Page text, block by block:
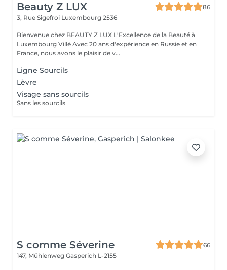
Beauty Z LUX
86
3, Rue Sigefroi Luxembourg 2536
Bienvenue chez BEAUTY Z LUX L'Excellence de la Beauté à
Luxembourg Villé Avec 20 ans d'expérience en Russie et en
France, nous avons le plaisir de v...
Ligne Sourcils
Lèvre
Visage sans sourcils
Sans les sourcils
S comme Séverine
66
147, Mühlenweg Gasperich L-2155